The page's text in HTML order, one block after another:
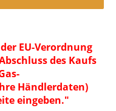
EU-Verordnung
des Kaufs
Händlerdaten)
eingeben."